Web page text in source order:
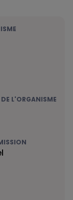
L'ORGANISME